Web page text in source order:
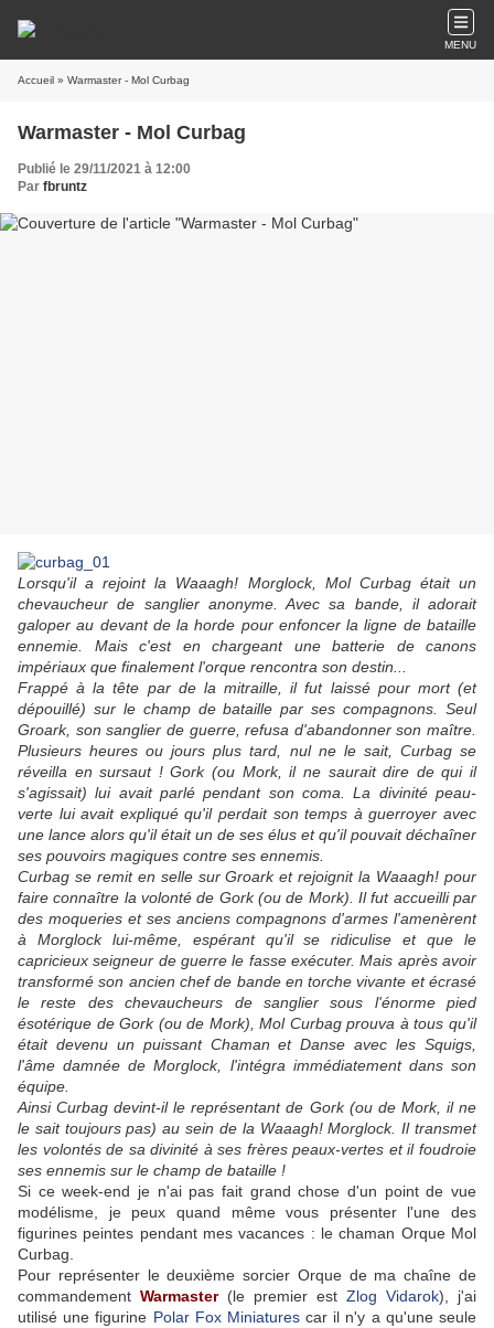
MENU
Accueil » Warmaster - Mol Curbag
Warmaster - Mol Curbag
Publié le 29/11/2021 à 12:00
Par fbruntz
Lorsqu'il a rejoint la Waaagh! Morglock, Mol Curbag était un
chevaucheur de sanglier anonyme. Avec sa bande, il adorait
galoper au devant de la horde pour enfoncer la ligne de bataille
ennemie. Mais c'est en chargeant une batterie de canons
impériaux que finalement l'orque rencontra son destin...
Frappé à la tête par de la mitraille, il fut laissé pour mort (et
dépouillé) sur le champ de bataille par ses compagnons. Seul
Groark, son sanglier de guerre, refusa d'abandonner son maître.
Plusieurs heures ou jours plus tard, nul ne le sait, Curbag se
réveilla en sursaut ! Gork (ou Mork, il ne saurait dire de qui il
s'agissait) lui avait parlé pendant son coma. La divinité peau-
verte lui avait expliqué qu'il perdait son temps à guerroyer avec
une lance alors qu'il était un de ses élus et qu'il pouvait déchaîner
ses pouvoirs magiques contre ses ennemis.
Curbag se remit en selle sur Groark et rejoignit la Waaagh! pour
faire connaître la volonté de Gork (ou de Mork). Il fut accueilli par
des moqueries et ses anciens compagnons d'armes l'amenèrent
à Morglock lui-même, espérant qu'il se ridiculise et que le
capricieux seigneur de guerre le fasse exécuter. Mais après avoir
transformé son ancien chef de bande en torche vivante et écrasé
le reste des chevaucheurs de sanglier sous l'énorme pied
ésotérique de Gork (ou de Mork), Mol Curbag prouva à tous qu'il
était devenu un puissant Chaman et Danse avec les Squigs,
l'âme damnée de Morglock, l'intégra immédiatement dans son
équipe.
Ainsi Curbag devint-il le représentant de Gork (ou de Mork, il ne
le sait toujours pas) au sein de la Waaagh! Morglock. Il transmet
les volontés de sa divinité à ses frères peaux-vertes et il foudroie
ses ennemis sur le champ de bataille !
Si ce week-end je n'ai pas fait grand chose d'un point de vue
modélisme, je peux quand même vous présenter l'une des
figurines peintes pendant mes vacances : le chaman Orque Mol
Curbag.
Pour représenter le deuxième sorcier Orque de ma chaîne de
commandement Warmaster(le premier est Zlog Vidarok), j'ai
utilisé une figurine Polar Fox Miniaturescar il n'y a qu'une seule